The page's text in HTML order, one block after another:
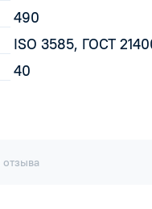
490
ISO 3585, ГОСТ
40
отзыва